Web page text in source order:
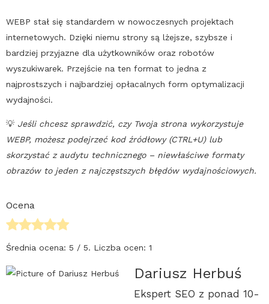
WEBP stał się standardem w nowoczesnych projektach
internetowych. Dzięki niemu strony są lżejsze, szybsze i
bardziej przyjazne dla użytkowników oraz robotów
wyszukiwarek. Przejście na ten format to jedna z
najprostszych i najbardziej opłacalnych form optymalizacji
wydajności.
💡 Jeśli chcesz sprawdzić, czy Twoja strona wykorzystuje
WEBP, możesz podejrzeć kod źródłowy (CTRL+U) lub
skorzystać z audytu technicznego – niewłaściwe formaty
obrazów to jeden z najczęstszych błędów wydajnościowych.
Ocena
Średnia ocena: 5 / 5. Liczba ocen: 1
Dariusz Herbuś
Ekspert SEO z ponad 10-